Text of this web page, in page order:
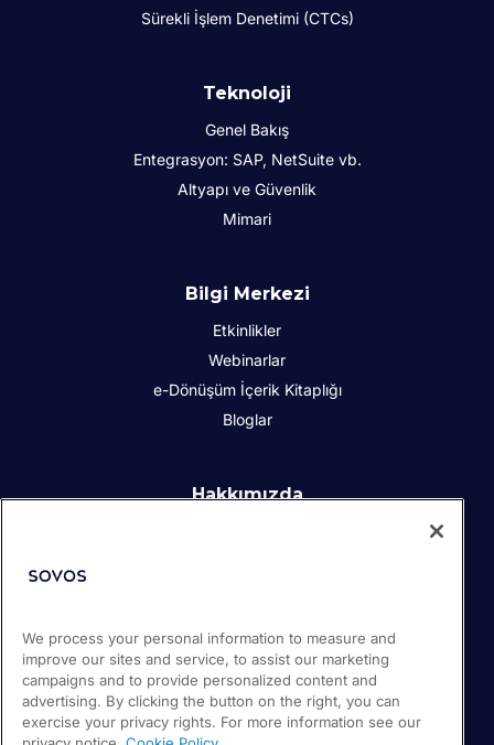
Sürekli İşlem Denetimi (CTCs)
Teknoloji
Genel Bakış
Entegrasyon: SAP, NetSuite vb.
Altyapı ve Güvenlik
Mimari
Bilgi Merkezi
Etkinlikler
Webinarlar
e-Dönüşüm İçerik Kitaplığı
Bloglar
Hakkımızda
Kariyer
Destek
We process your personal information to measure and
improve our sites and service, to assist our marketing
campaigns and to provide personalized content and
advertising. By clicking the button on the right, you can
exercise your privacy rights. For more information see our